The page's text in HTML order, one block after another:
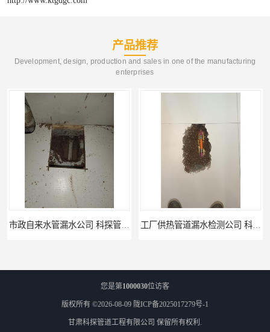
产品推荐
Development, design, production and sales in one of the manufacturing
enterprises
市政自来水管漏水公司 科探管道工程 工厂供热管道漏水检测公司 科探管道工程
您是第1000030位访客
版权所有 ©2026-08-09 陇ICP备2025017279号-1
甘肃科探管道工程有限公司 保留所有权利.